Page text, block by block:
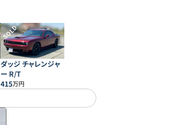
SOLD
ダッジ チャレンジャ
ー R/T
415万円